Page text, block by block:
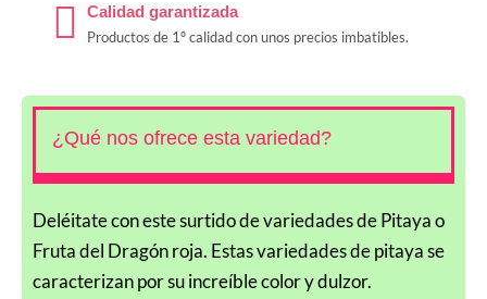
Calidad garantizada
Productos de 1º calidad con unos precios imbatibles.
¿Qué nos ofrece esta variedad?
Deléitate con este surtido de variedades de Pitaya o
Fruta del Dragón roja. Estas variedades de pitaya se
caracterizan por su increíble color y dulzor.